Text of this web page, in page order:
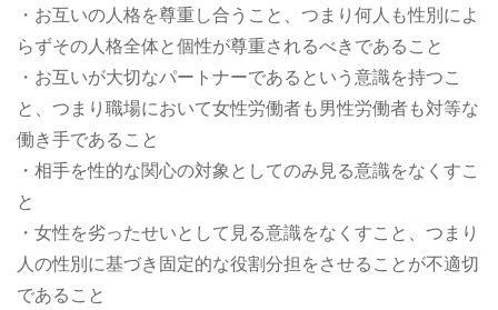
・お互いの人格を尊重し合うこと、つまり何人も性別によ
らずその人格全体と個性が尊重されるべきであること
・お互いが大切なパートナーであるという意識を持つこ
と、つまり職場において女性労働者も男性労働者も対等な
働き手であること
・相手を性的な関心の対象としてのみ見る意識をなくすこ
と
・女性を劣ったせいとして見る意識をなくすこと、つまり
人の性別に基づき固定的な役割分担をさせることが不適切
であること